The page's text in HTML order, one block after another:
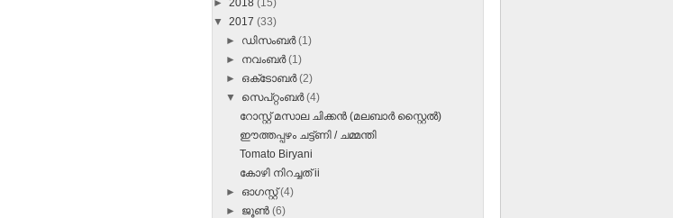
▼ 2017 (33)
► ഡിസംബർ(1)
► നവംബർ(1)
► ഒക്‌ടോബർ(2)
▼ സെപ്റ്റംബർ(4)
റോസ്റ്റ് മസാല ചിക്കന്‍ (മലബാര്‍ സ്റ്റൈല്‍)
ഈത്തപ്പഴം ചട്ട്ണി / ചമ്മന്തി
Tomato Biryani
കോഴി നിറച്ചത് ii
► ഓഗസ്റ്റ്(4)
► ജൂൺ(6)